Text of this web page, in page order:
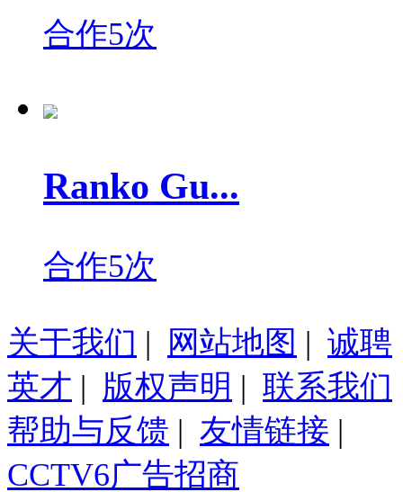
合作5次
Ranko Gu...
合作5次
关于我们 | 网站地图 | 诚聘
英才 | 版权声明 | 联系我们
帮助与反馈 | 友情链接 |
CCTV6广告招商